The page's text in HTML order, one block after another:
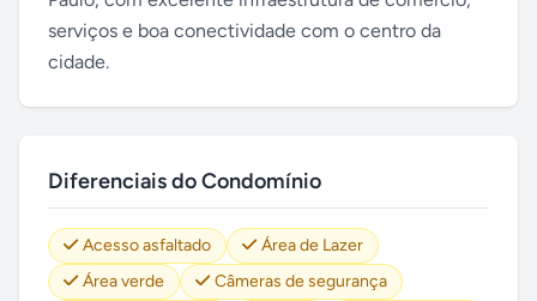
serviços e boa conectividade com o centro da
cidade.
Diferenciais do Condomínio
Acesso asfaltado
Área de Lazer
Área verde
Câmeras de segurança